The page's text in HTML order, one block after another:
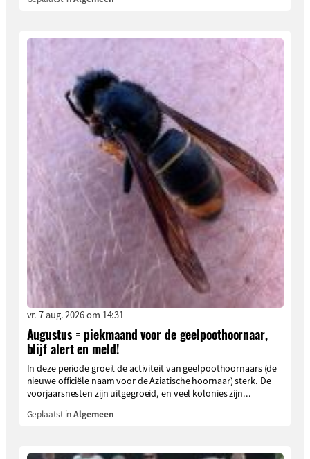
vr. 7 aug. 2026 om 14:31
Augustus = piekmaand voor de geelpoothoornaar,
blijf alert en meld!
In deze periode groeit de activiteit van geelpoothoornaars (de
nieuwe officiële naam voor de Aziatische hoornaar) sterk. De
voorjaarsnesten zijn uitgegroeid, en veel kolonies zijn...
Geplaatst inAlgemeen